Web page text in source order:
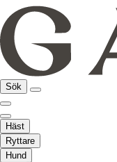
Sök
Häst
Ryttare
Hund